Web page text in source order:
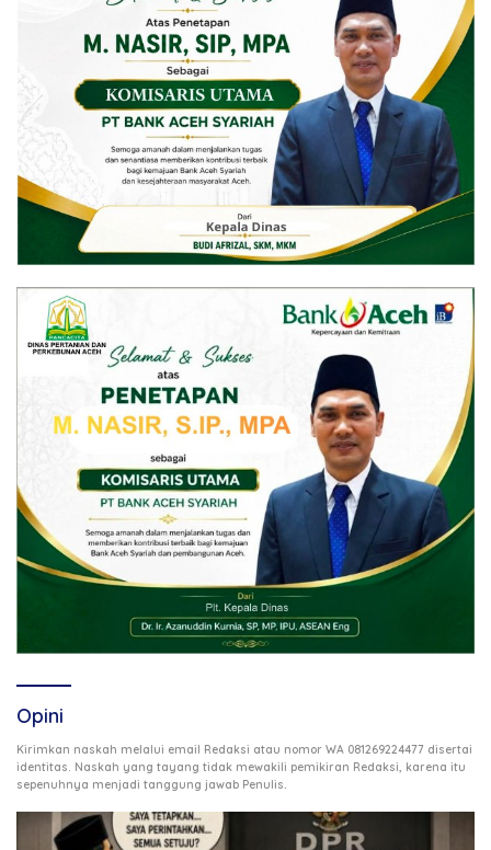
Opini
Kirimkan naskah melalui email Redaksi atau nomor WA 081269224477 disertai
identitas. Naskah yang tayang tidak mewakili pemikiran Redaksi, karena itu
sepenuhnya menjadi tanggung jawab Penulis